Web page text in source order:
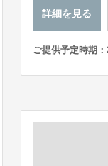
詳細を見る
ご提供予定時期